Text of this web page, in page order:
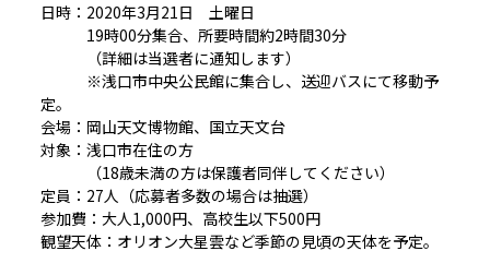
日時：2020年3月21日 土曜日
19時00分集合、所要時間約2時間30分
（詳細は当選者に通知します）
※浅口市中央公民館に集合し、送迎バスにて移動予
定。
会場：岡山天文博物館、国立天文台
対象：浅口市在住の方
（18歳未満の方は保護者同伴してください）
定員：27人（応募者多数の場合は抽選）
参加費：大人1,000円、高校生以下500円
観望天体：オリオン大星雲など季節の見頃の天体を予定。